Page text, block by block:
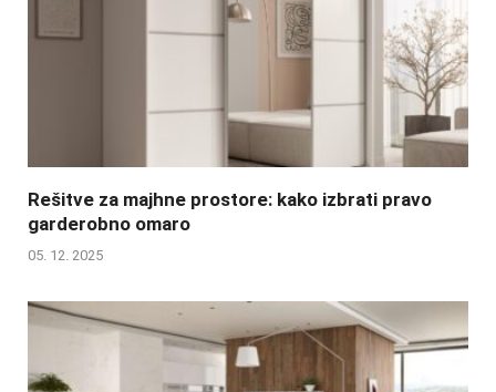
Rešitve za majhne prostore: kako izbrati pravo
garderobno omaro
05. 12. 2025